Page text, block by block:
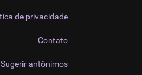
de privacidade
Contato
Sugerir antônimos